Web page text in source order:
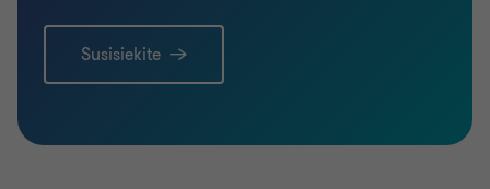
Susisiekite